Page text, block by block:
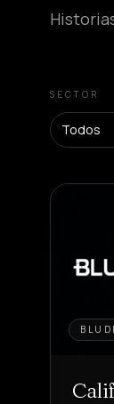
SECTOR
Todos